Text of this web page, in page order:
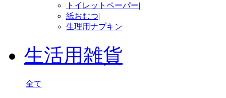
トイレットペーパー|
紙おむつ|
生理用ナプキン
生活用雑貨
全て